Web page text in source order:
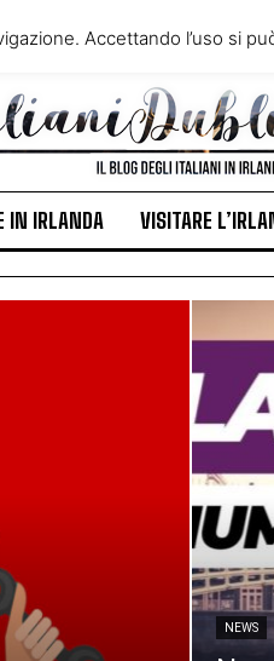
IN IRLANDA VISITARE
NEWS
Accettando l’uso si